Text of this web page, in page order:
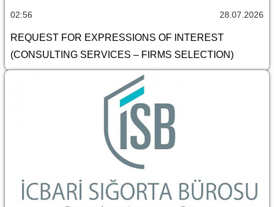
02:56 28.07.2026
REQUEST FOR EXPRESSIONS OF INTEREST
(CONSULTING SERVICES – FIRMS SELECTION)